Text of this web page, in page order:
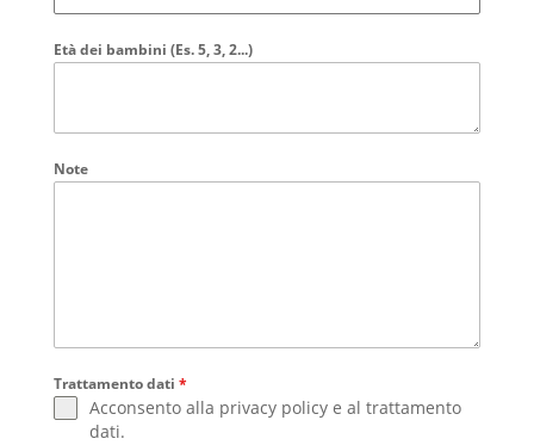
Età dei bambini (Es. 5, 3, 2...)
Note
Trattamento dati *
Acconsento alla privacy policye al trattamento
dati.